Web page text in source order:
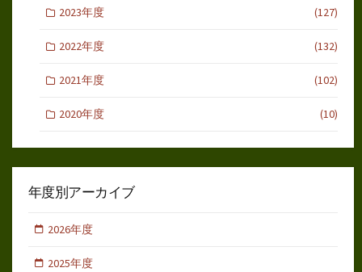
2023年度 (127)
2022年度 (132)
2021年度 (102)
2020年度 (10)
年度別アーカイブ
2026年度
2025年度